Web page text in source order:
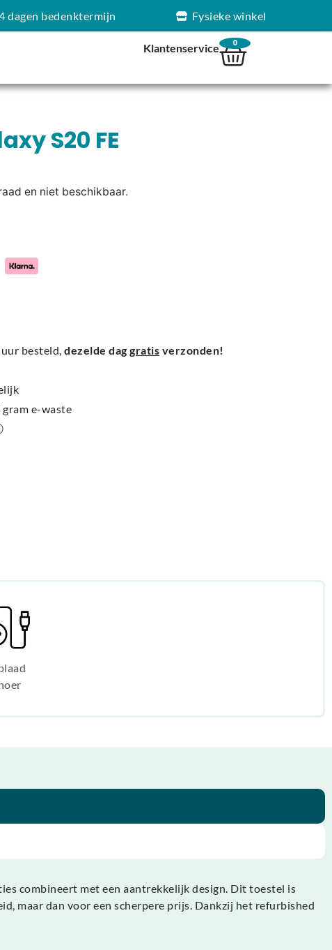
dagen bedenktermijn Fysieke winkel
Klantenservice 0
S20 FE
en niet beschikbaar.
besteld,dezelde daggratis verzonden!
e-waste
combineert met een aantrekkelijk design. Dit toestel is
maar dan voor een scherpere prijs. Dankzij het refurbished